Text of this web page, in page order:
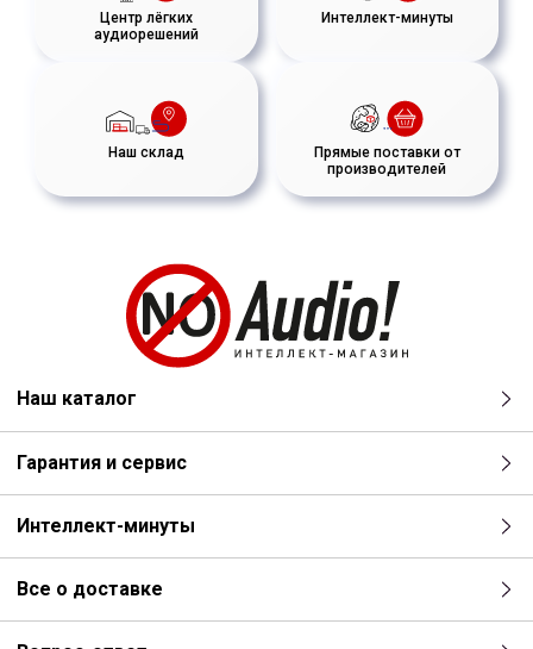
Центр лёгких
аудиорешений
Интеллект-минуты
Наш склад
Прямые поставки от
производителей
Наш каталог
Гарантия и сервис
Интеллект-минуты
Все о доставке